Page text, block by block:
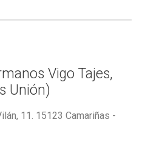
Vigo Tajes,
Unión)
11. 15123 Camariñas -